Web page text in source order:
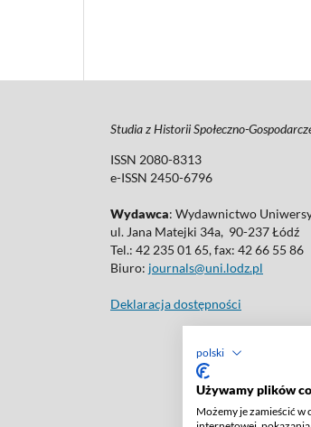
polski
Używamy plików
Możemy je zamieścić
Studia z Historii Społeczno-
ISSN 2080-8313
e-ISSN 2450-6796
Wydawca: Wydawnictwo
ul. Jana Matejki 34a, 90-237 Łódź
Tel.: 42 235 01 65, fax: 42 66 55 86
Biuro: journals@uni.lodz.pl
Deklaracja dostępności